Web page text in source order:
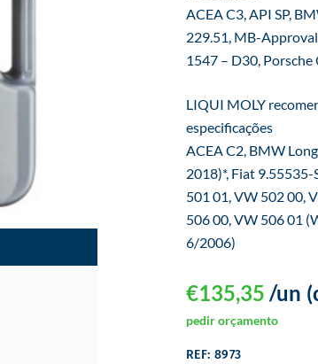
ACEA C3, API SP,
229.51, MB-
1547 – D30,
LIQUI MOLY
especificações
ACEA C2, BMW
2018)*, Fiat
501 01, VW 502 00,
506 00, VW 506 01
6/2006)
€135,35 /un
pedir orçamento
REF: 8973